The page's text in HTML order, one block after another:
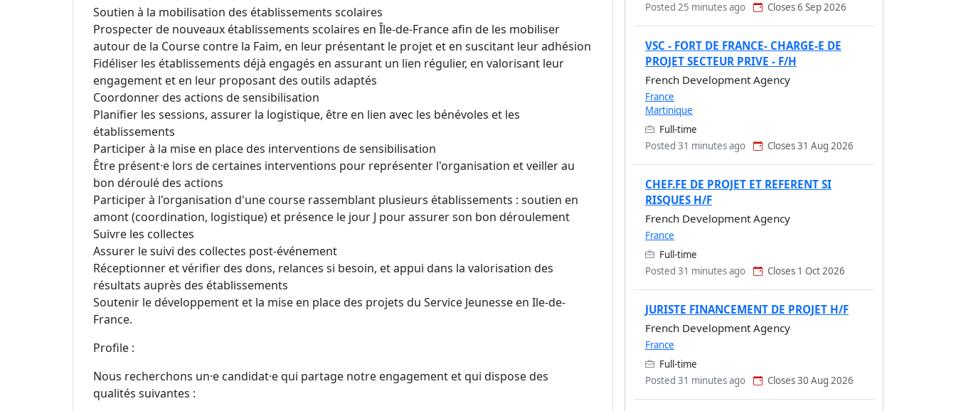
Soutien à la mobilisation des établissements scolaires
Prospecter de nouveaux établissements scolaires en Île-de-France afin de les mobiliser
autour de la Course contre la Faim, en leur présentant le projet et en suscitant leur adhésion
Fidéliser les établissements déjà engagés en assurant un lien régulier, en valorisant leur
engagement et en leur proposant des outils adaptés
Coordonner des actions de sensibilisation
Planifier les sessions, assurer la logistique, être en lien avec les bénévoles et les
établissements
Participer à la mise en place des interventions de sensibilisation
Être présent·e lors de certaines interventions pour représenter l'organisation et veiller au
bon déroulé des actions
Participer à l'organisation d'une course rassemblant plusieurs établissements : soutien en
amont (coordination, logistique) et présence le jour J pour assurer son bon déroulement
Suivre les collectes
Assurer le suivi des collectes post-événement
Réceptionner et vérifier des dons, relances si besoin, et appui dans la valorisation des
résultats auprès des établissements
Soutenir le développement et la mise en place des projets du Service Jeunesse en Ile-de-
France.
Profile :
Nous recherchons un·e candidat·e qui partage notre engagement et qui dispose des
qualités suivantes :
Posted 25 minutes ago
Closes 6 Sep 2026
VSC - FORT DE FRANCE- CHARGE-E DE
PROJET SECTEUR PRIVE - F/H
French Development Agency
France
Martinique
Full-time
Posted 31 minutes ago
Closes 31 Aug 2026
CHEF.FE DE PROJET ET REFERENT SI
RISQUES H/F
French Development Agency
France
Full-time
Posted 31 minutes ago
Closes 1 Oct 2026
JURISTE FINANCEMENT DE PROJET H/F
French Development Agency
France
Full-time
Posted 31 minutes ago
Closes 30 Aug 2026